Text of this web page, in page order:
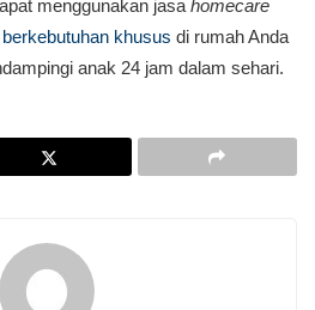
menggunakan jasa homecare
khusus di rumah Anda
anak 24 jam dalam sehari.